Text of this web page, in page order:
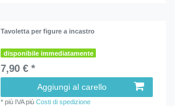
Tavoletta per figure a incastro
disponibile immediatamente
7,90 € *
Aggiungi al carello
*più IVApiùCosti di spedizione